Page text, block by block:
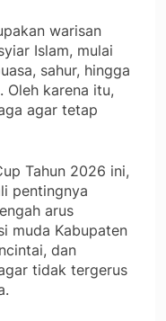
warisan
Islam, mulai
sahur, hingga
karena itu,
agar tetap
Tahun 2026 ini,
pentingnya
arus
muda Kabupaten
dan
tidak tergerus